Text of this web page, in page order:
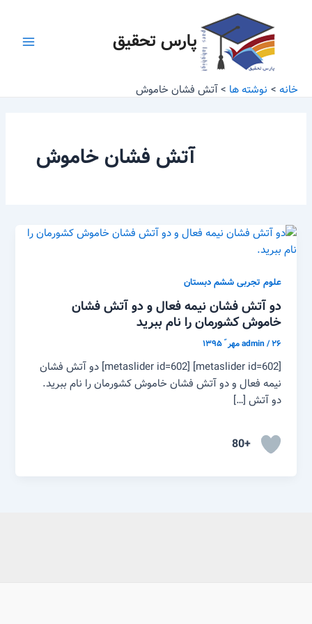
پارس تحقیق
خانه نوشته ها آتش فشان خاموش
آتش فشان خاموش
علوم تجربی ششم دبستان
دو آتش فشان نیمه فعال و دو آتش فشان
خاموش کشورمان را نام ببرید
admin/۲۶ مهر ّ ۱۳۹۵
[metaslider id=602] [metaslider id=602] دو آتش فشان
نیمه فعال و دو آتش فشان خاموش کشورمان را نام ببرید.
دو آتش […]
+80